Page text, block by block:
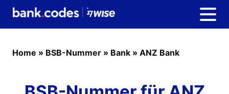
Home » BSB-Nummer » Bank » ANZ Bank